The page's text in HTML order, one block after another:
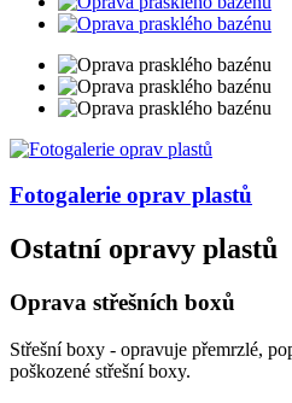
Fotogalerie oprav plastů
Ostatní opravy plastů
Oprava střešních boxů
Střešní boxy - opravuje přemrzlé,
poškozené střešní boxy.